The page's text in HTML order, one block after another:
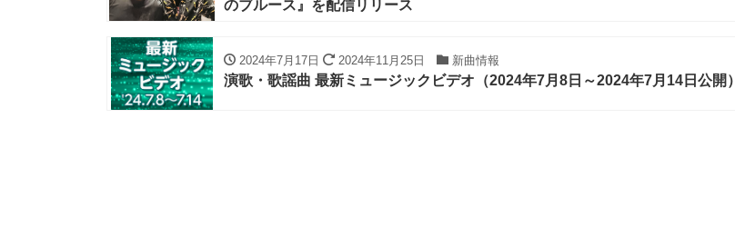
のブルース』を配信リリース
2024年7月17日 2024年11月25日 新曲情報
演歌・歌謡曲 最新ミュージックビデオ（2024年7月8日～2024年7月14日公開）